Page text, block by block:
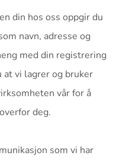
din hos oss oppgir du
navn, adresse og
med din registrering
vi lagrer og bruker
vår for å
deg.
som vi har